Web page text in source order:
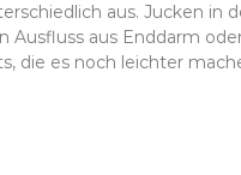
aus. Jucken in
Ausfluss aus Enddarm
die es noch leichter